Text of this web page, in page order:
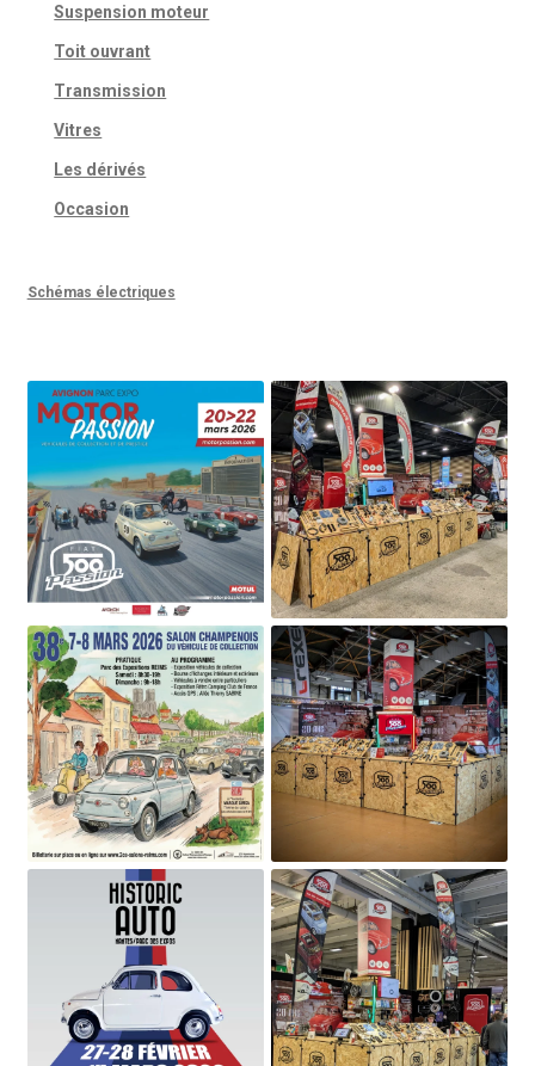
Suspension moteur
Toit ouvrant
Transmission
Vitres
Les dérivés
Occasion
Schémas électriques